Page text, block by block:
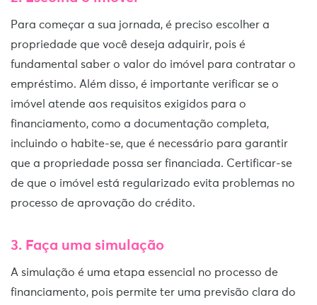
Para começar a sua jornada, é preciso escolher a
propriedade que você deseja adquirir, pois é
fundamental saber o valor do imóvel para contratar o
empréstimo. Além disso, é importante verificar se o
imóvel atende aos requisitos exigidos para o
financiamento, como a documentação completa,
incluindo o habite-se, que é necessário para garantir
que a propriedade possa ser financiada. Certificar-se
de que o imóvel está regularizado evita problemas no
processo de aprovação do crédito.
3. Faça uma simulação
A simulação é uma etapa essencial no processo de
financiamento, pois permite ter uma previsão clara do